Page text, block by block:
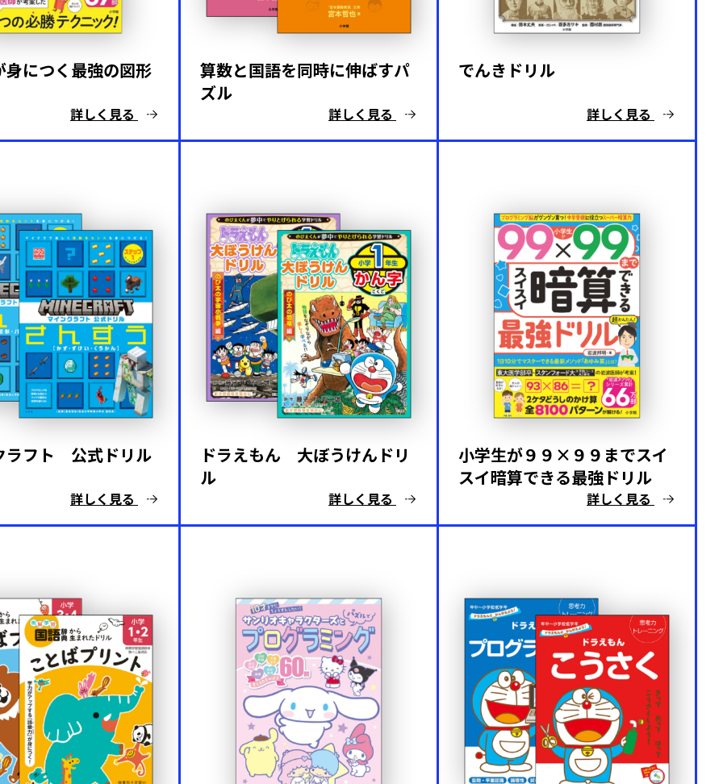
身につく最強の図形
詳しく見る
算数と国語を同時に伸ばすパ
ズル
詳しく見る
でんきドリル
詳しく見る
ラフト 公式ドリル
詳しく見る
ドラえもん 大ぼうけんドリ
ル
詳しく見る
小学生が９９×９９までスイ
スイ暗算できる最強ドリル
詳しく見る